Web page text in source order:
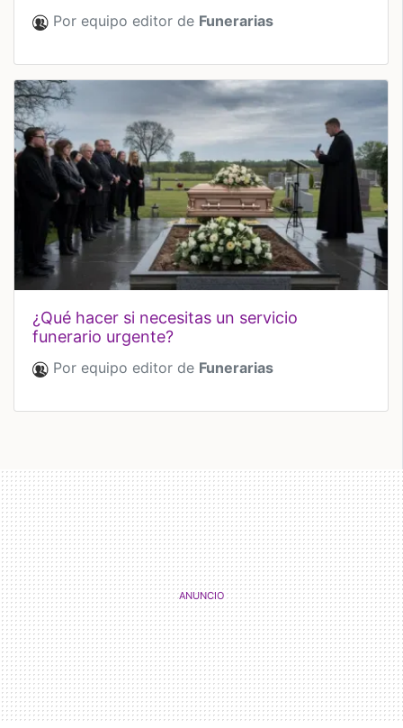
Por equipo editor de Funerarias
¿qué hacer si necesitas un servicio
funerario urgente?
Por equipo editor de Funerarias